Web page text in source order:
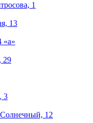
1
13
«а»
29
3
12